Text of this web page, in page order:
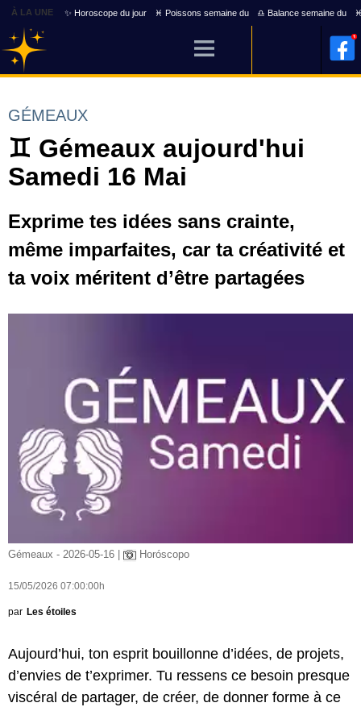
À LA UNE ✨ Horoscope du jour ♓ Poissons semaine du ♎ Balance semaine du
GÉMEAUX
♊ Gémeaux aujourd'hui
Samedi 16 Mai
Exprime tes idées sans crainte,
même imparfaites, car ta créativité et
ta voix méritent d’être partagées
Gémeaux - 2026-05-16 | Horóscopo
15/05/2026 07:00:00h
par Les étoiles
Aujourd’hui, ton esprit bouillonne d’idées, de projets,
d’envies de t’exprimer. Tu ressens ce besoin presque
viscéral de partager, de créer, de donner forme à ce